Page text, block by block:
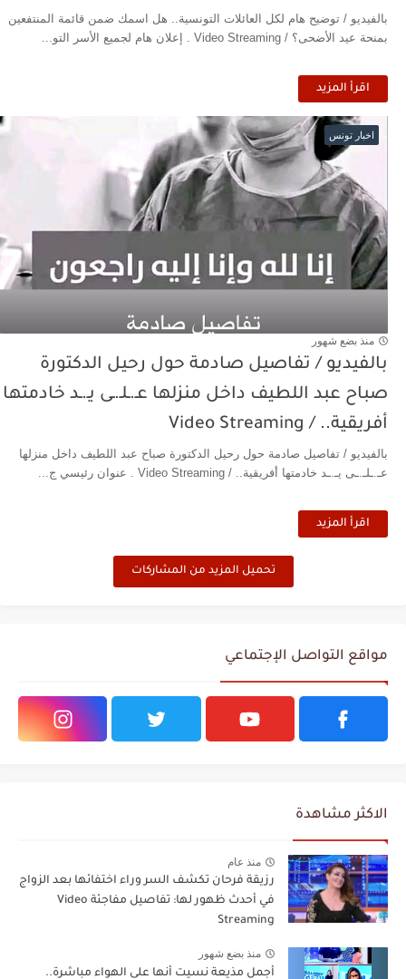
بالفيديو / توضيح هام لكل العائلات التونسية.. هل اسمك ضمن قائمة المنتفعين
بمنحة عيد الأضحى؟ / Video Streaming . إعلان هام لجميع الأسر التو...
اقرأ المزيد
اخبار تونس
منذ بضع شهور
بالفيديو / تفاصيل صادمة حول رحيل الدكتورة
صباح عبد اللطيف داخل منزلها عـ.ـلـ.ـى يـ.ـد خادمتها
أفريقية.. / Video Streaming
بالفيديو / تفاصيل صادمة حول رحيل الدكتورة صباح عبد اللطيف داخل منزلها
عـ.ـلـ.ـى يـ.ـد خادمتها أفريقية.. / Video Streaming . عنوان رئيسي ج...
اقرأ المزيد
تحميل المزيد من المشاركات
مواقع التواصل الإجتماعي
الاكثر مشاهدة
منذ عام
رزيقة فرحان تكشف السر وراء اختفائها بعد الزواج
في أحدث ظهور لها: تفاصيل مفاجئة Video
Streaming
منذ بضع شهور
أجمل مذيعة نسيت أنها على الهواء مباشرة..